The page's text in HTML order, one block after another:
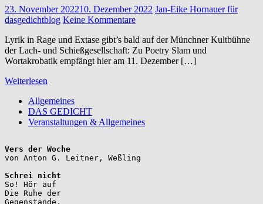
23. November 202210. Dezember 2022 Jan-Eike Hornauer für
dasgedichtblog Keine Kommentare
Lyrik in Rage und Extase gibt’s bald auf der Münchner Kultbühne
der Lach- und Schießgesellschaft: Zu Poetry Slam und
Wortakrobatik empfängt hier am 11. Dezember […]
Weiterlesen
Allgemeines
DAS GEDICHT
Veranstaltungen & Allgemeines
Vers der Woche
Schrei nicht
So! Hör auf
Die Ruhe der
Gegenstände.